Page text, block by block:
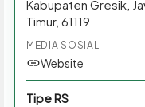
Kabupaten Gresik,
Timur, 61119
MEDIA SOSIAL
Website
Tipe RS